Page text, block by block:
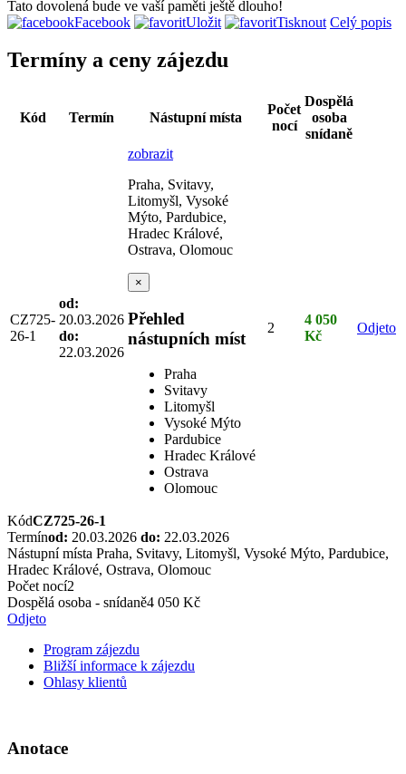
Tato dovolená bude ve vaší paměti ještě dlouho!
Facebook
Uložit Tisknout Celý popis
Termíny a ceny zájezdu
Kód Termín Nástupní místa
Počet
nocí
Dospělá
osoba
snídaně
CZ725-
26-1
od:
20.03.2026
do:
22.03.2026
zobrazit
Praha, Svitavy,
Litomyšl, Vysoké
Mýto, Pardubice,
Hradec Králové,
Ostrava, Olomouc
×
Přehled
nástupních míst
Praha
Svitavy
Litomyšl
Vysoké Mýto
Pardubice
Hradec Králové
Ostrava
Olomouc
2
4 050
Kč
Odjeto
KódCZ725-26-1
Termínod: 20.03.2026 do: 22.03.2026
Nástupní místa Praha, Svitavy, Litomyšl, Vysoké Mýto, Pardubice,
Hradec Králové, Ostrava, Olomouc
Počet nocí2
Dospělá osoba - snídaně4 050 Kč
Odjeto
Program zájezdu
Bližší informace k zájezdu
Ohlasy klientů
Anotace